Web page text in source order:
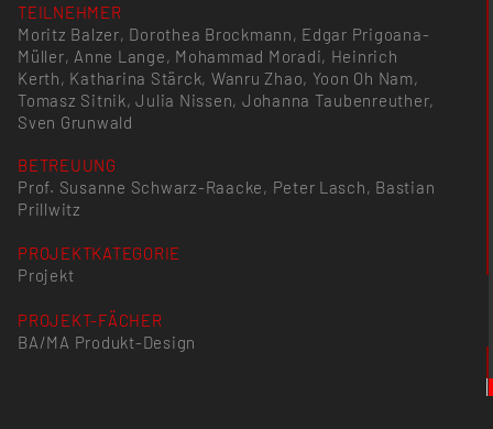
TEILNEHMER
Moritz Balzer, Dorothea Brockmann, Edgar Prigoana-
Müller, Anne Lange, Mohammad Moradi, Heinrich
Kerth, Katharina Stärck, Wanru Zhao, Yoon Oh Nam,
Tomasz Sitnik, Julia Nissen, Johanna Taubenreuther,
Sven Grunwald
BETREUUNG
Prof. Susanne Schwarz-Raacke, Peter Lasch, Bastian
Prillwitz
PROJEKTKATEGORIE
Projekt
PROJEKT-FÄCHER
BA/MA Produkt-Design